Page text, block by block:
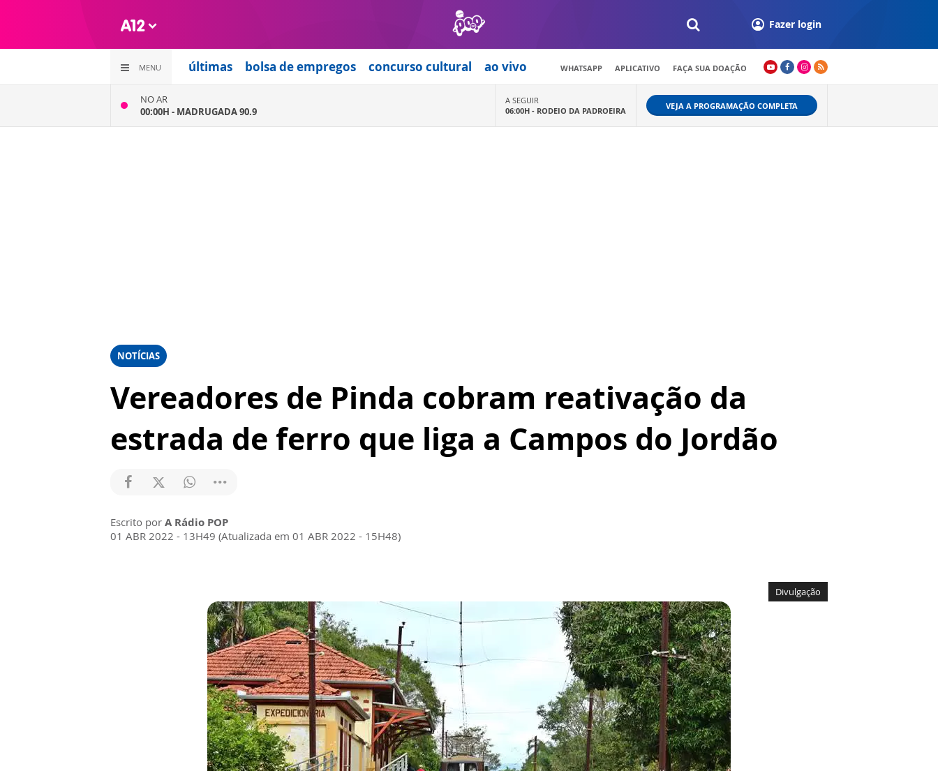
Fazer login
MENU últimas bolsa de empregos concurso cultural ao vivo WHATSAPP APLICATIVO FAÇA SUA DOAÇÃO
NO AR
00:00H - MADRUGADA 90.9
A SEGUIR
06:00H - RODEIO DA PADROEIRA VEJA A PROGRAMAÇÃO COMPLETA
NOTÍCIAS
Vereadores de Pinda cobram reativação da
estrada de ferro que liga a Campos do Jordão
Escrito por A Rádio POP
01 ABR 2022 - 13H49 (Atualizada em 01 ABR 2022 - 15H48)
Divulgação